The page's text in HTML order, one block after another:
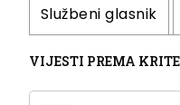
Službeni glasnik
VIJESTI PREMA